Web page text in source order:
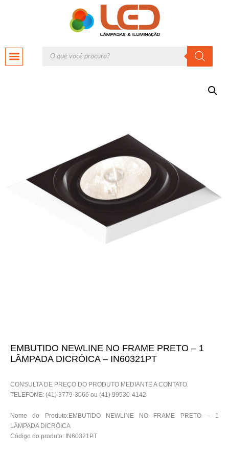
EMBUTIDO NEWLINE NO FRAME PRETO – 1
LÂMPADA DICRÓICA – IN60321PT
CONSULTA DE PREÇO DO PRODUTO MEDIANTE A CONTATO.
TELEFONE: (41) 3779-3066 ou (41) 99530-4142
Nome do Produto:EMBUTIDO NEWLINE NO FRAME PRETO – 1
LÂMPADA DICRÓICA
Código do produto: IN60321PT